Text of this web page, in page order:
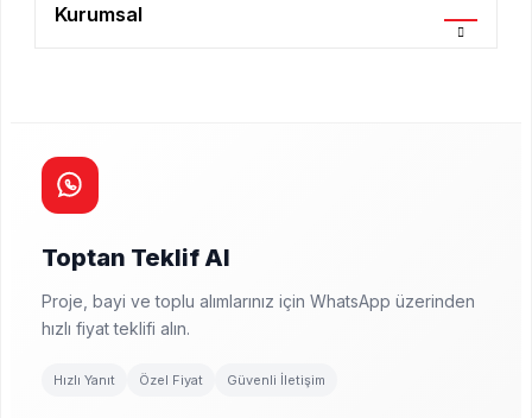
Kurumsal
Toptan Teklif Al
Proje, bayi ve toplu alımlarınız için WhatsApp üzerinden
hızlı fiyat teklifi alın.
Hızlı Yanıt Özel Fiyat Güvenli İletişim